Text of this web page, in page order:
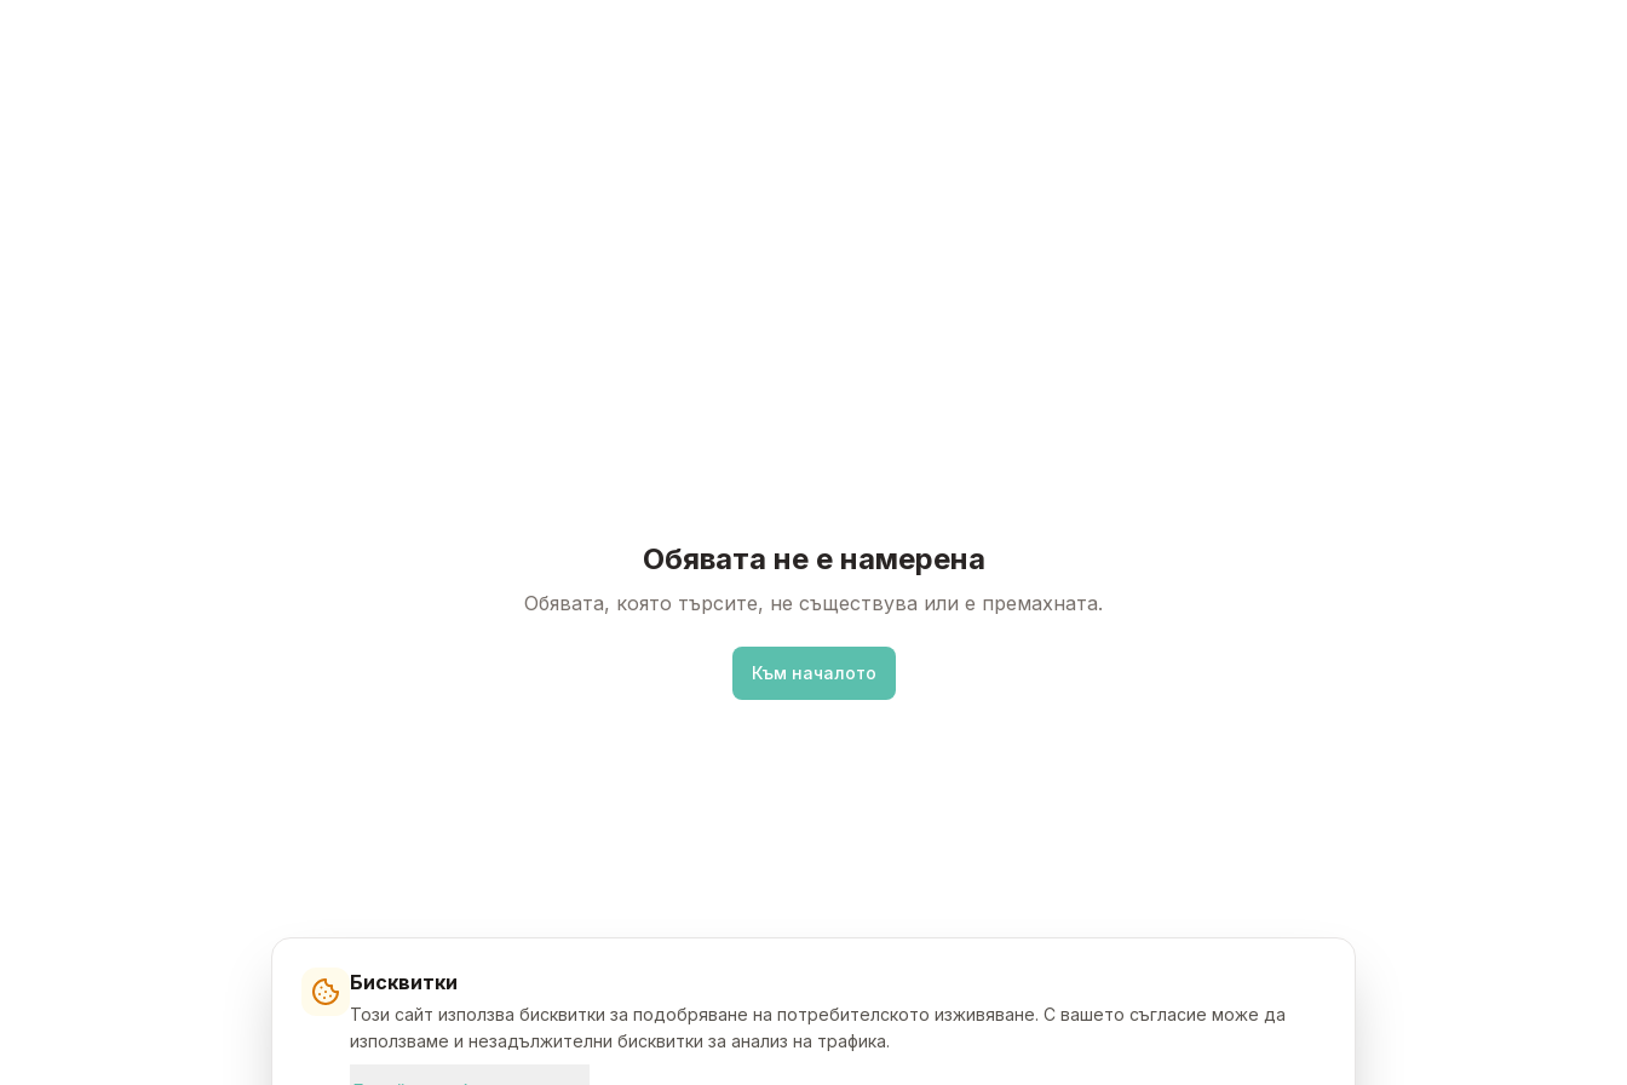
Обявата не е намерена
Обявата, която търсите, не съществува или е премахната.
Към началото
Бисквитки
Този сайт използва бисквитки за подобряване на потребителското изживяване. С вашето съгласие може да
използваме и незадължителни бисквитки за анализ на трафика.